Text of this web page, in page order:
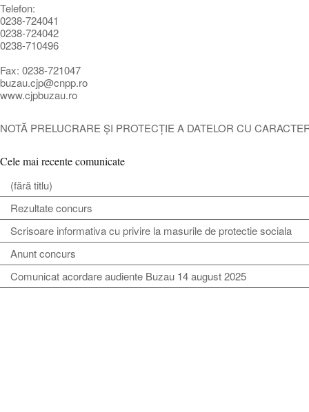
Telefon:
0238-724041
0238-724042
0238-710496
Fax: 0238-721047
buzau.cjp@cnpp.ro
www.cjpbuzau.ro
NOTĂ PRELUCRARE ȘI PROTECȚIE A DATELOR CU
Cele mai recente comunicate
(fără titlu)
Rezultate concurs
Scrisoare informativa cu privire la masurile de protectie sociala
Anunt concurs
Comunicat acordare audiente Buzau 14 august 2025